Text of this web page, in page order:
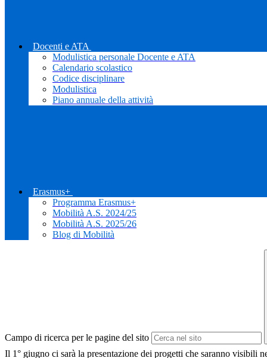
Docenti e ATA
Modulistica personale Docente e ATA
Calendario scolastico
Codice disciplinare
Modulistica
Piano annuale della attività
Erasmus+
Programma Erasmus+
Mobilità A.S. 2024/25
Mobilità A.S. 2025/26
Blog di Mobilità
Campo di ricerca per le pagine del sito
Il 1° giugno ci sarà la presentazione dei progetti che saranno